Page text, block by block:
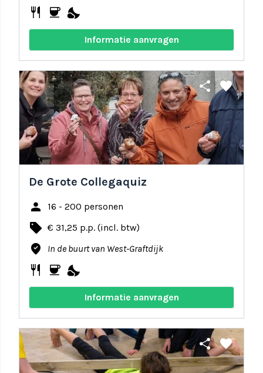
restaurant coffee nights_stay
Informatie aanvragen
share favorite
De Grote Collegaquiz
person 16 - 200 personen
local_offer € 31,25 p.p. (incl. btw)
where_to_vote In de buurt van West-Graftdijk
restaurant coffee nights_stay
Informatie aanvragen
share favorite